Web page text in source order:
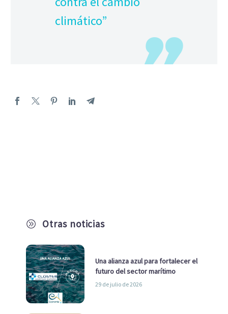
A Otras noticias
Una alianza azul para fortalecer el
futuro del sector marítimo
29 de julio de 2026
climático”